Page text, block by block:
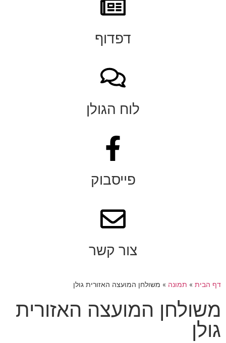
דפדוף
לוח הגולן
פייסבוק
צור קשר
דף הבית » תמונה » משולחן המועצה האזורית גולן
משולחן המועצה האזורית
גולן